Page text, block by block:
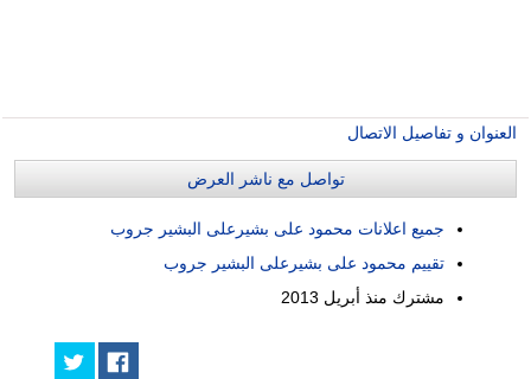
العنوان و تفاصيل الاتصال
تواصل مع ناشر العرض
جميع اعلانات محمود على بشيرعلى البشير جروب
تقييم محمود على بشيرعلى البشير جروب
مشترك منذ أبريل 2013